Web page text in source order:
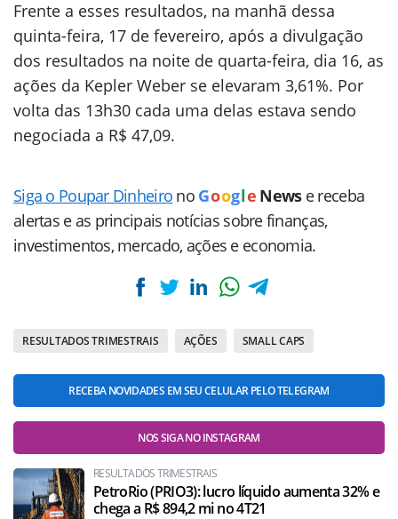
Frente a esses resultados, na manhã dessa
quinta-feira, 17 de fevereiro, após a divulgação
dos resultados na noite de quarta-feira, dia 16, as
ações da Kepler Weber se elevaram 3,61%. Por
volta das 13h30 cada uma delas estava sendo
negociada a R$ 47,09.
Siga o Poupar Dinheiro no Goog le News e receba
alertas e as principais notícias sobre finanças,
investimentos, mercado, ações e economia.
RESULTADOS TRIMESTRAIS AÇÕES SMALL CAPS
RECEBA NOVIDADES EM SEU CELULAR PELO TELEGRAM
NOS SIGA NO INSTAGRAM
RESULTADOS TRIMESTRAIS
PetroRio (PRIO3): lucro líquido aumenta 32% e
chega a R$ 894,2 mi no 4T21